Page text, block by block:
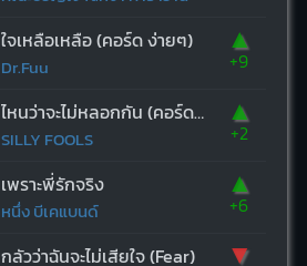
ใจเหลือเหลือ (คอร์ด ง่ายๆ)
Dr.Fuu
▲
+9
ไหนว่าจะไม่หลอกกัน (คอร์ด ง่ายๆ)
SILLY FOOLS
▲
+2
เพราะพี่รักจริง
หนึ่ง บีเคแบนด์
▲
+6
กลัวว่าฉันจะไม่เสียใจ (Fear) ▼